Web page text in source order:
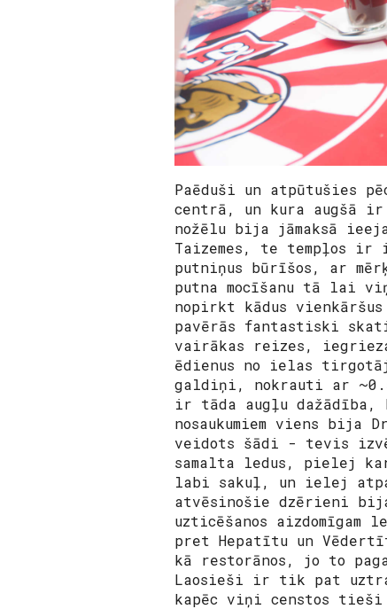
Paēduši un atpūtušies
centrā, un kura augšā ir
nožēlu bija jāmaksā
Taizemes, te tempļos ir
putniņus būrīšos, ar
putna mocīšanu tā lai
nopirkt kādus
pavērās fantastiski skati
vairākas reizes,
ēdienus no ielas
galdiņi, nokrauti ar
ir tāda augļu
nosaukumiem viens bija
veidots šādi - tevis
samalta ledus, pielej
labi sakuļ, un ielej
atvēsinošie dzērieni
uzticēšanos
pret Hepatītu un
kā restorānos, jo to
Laosieši ir tik pat
kapēc viņi censtos